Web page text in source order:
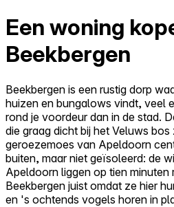
Een woning
Beekbergen
Beekbergen is een rustig dorp
huizen en bungalows vindt, veel
rond je voordeur dan in de stad.
die graag dicht bij het Veluws
geroezemoes van Apeldoorn
buiten, maar niet geïsoleerd: de
Apeldoorn liggen op tien minuten
Beekbergen juist omdat ze hier
en 's ochtends vogels horen in